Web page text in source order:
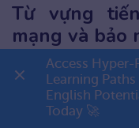
Từ vựng
mạng và bảo
Từ vựng
👉
Access Hyper-
Learning
English
Today 🚀